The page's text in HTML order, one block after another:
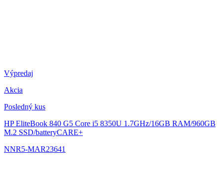
Výpredaj
Akcia
Posledný kus
HP EliteBook 840 G5 Core i5 8350U 1.7GHz/16GB RAM/960GB
M.2 SSD/batteryCARE+
NNR5-MAR23641